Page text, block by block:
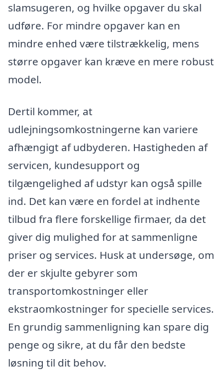
slamsugeren, og hvilke opgaver du skal
udføre. For mindre opgaver kan en
mindre enhed være tilstrækkelig, mens
større opgaver kan kræve en mere robust
model.
Dertil kommer, at
udlejningsomkostningerne kan variere
afhængigt af udbyderen. Hastigheden af
servicen, kundesupport og
tilgængelighed af udstyr kan også spille
ind. Det kan være en fordel at indhente
tilbud fra flere forskellige firmaer, da det
giver dig mulighed for at sammenligne
priser og services. Husk at undersøge, om
der er skjulte gebyrer som
transportomkostninger eller
ekstraomkostninger for specielle services.
En grundig sammenligning kan spare dig
penge og sikre, at du får den bedste
løsning til dit behov.